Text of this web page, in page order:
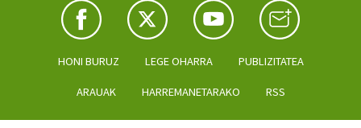
HONI BURUZ LEGE OHARRA PUBLIZITATEA
ARAUAK HARREMANETARAKO RSS